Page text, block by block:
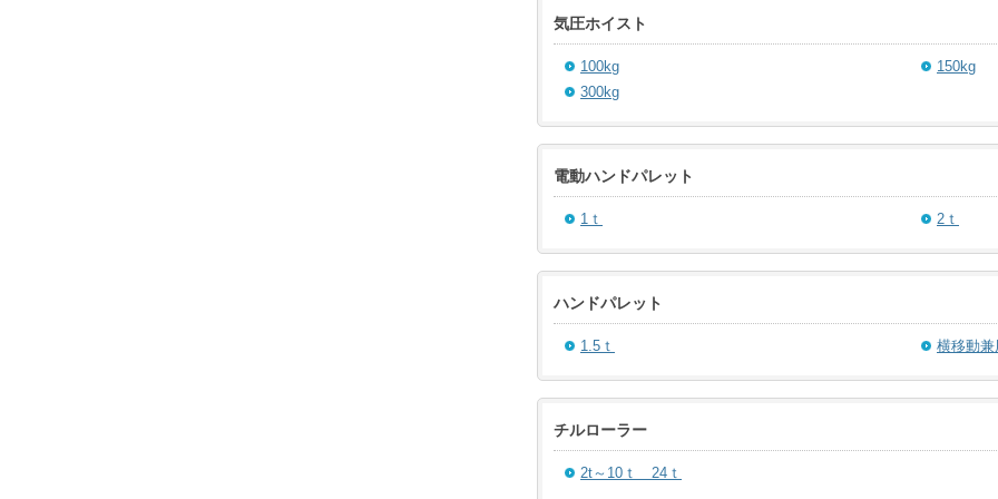
気圧ホイスト
100kg
150kg
300kg
電動ハンドパレット
1ｔ 2ｔ
ハンドパレット
1.5ｔ 横移動
チルローラー
2t～10ｔ 24ｔ